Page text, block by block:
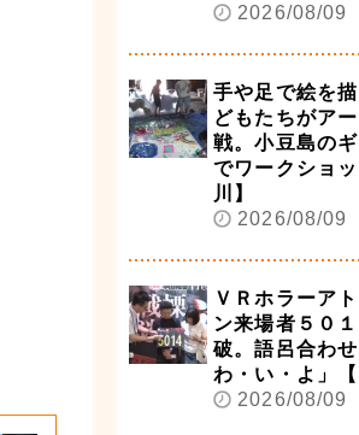
2026/08/09
手や足で絵を
どもたちがア
戦。小豆島の
でワークショ
川】
2026/08/09
ＶＲホラーア
ン来場者５０
破。語呂合わせ
わ・い・よ」【
2026/08/09